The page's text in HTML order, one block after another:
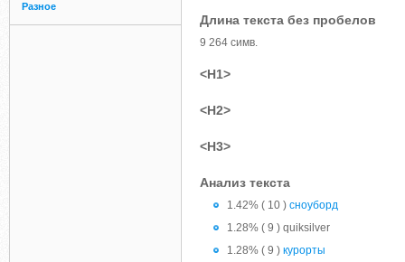
Разное
Длина текста без пробелов
9 264 симв.
<H1>
<H2>
<H3>
Анализ текста
1.42% ( 10 ) сноуборд
1.28% ( 9 ) quiksilver
1.28% ( 9 ) курорты